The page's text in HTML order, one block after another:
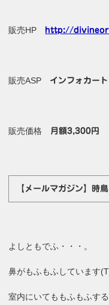
販売HP http://
販売ASP インフォカート
販売価格 月額3,300円
【メールマガジン】時
よしともでふ・・・。
鼻がもふもふしています
室内にいてももふもふす